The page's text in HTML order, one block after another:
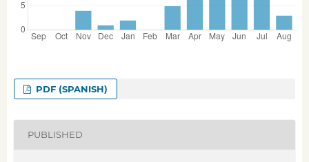
PDF (SPANISH)
PUBLISHED